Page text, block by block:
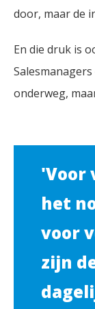
door, maar de
En die druk is
onderweg,
'Voor
het
voor
zijn